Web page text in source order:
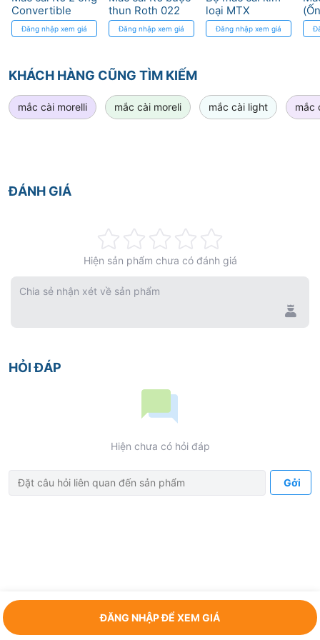
ĐĂNG NHẬP ĐỂ XEM GIÁ
Convertible
MBT 022 DTC
Medical
Đăng nhập xem giá
thun Roth 022
DTC Medical
Apparatus
Đăng nhập xem giá
loại MTX
Roth/MBT (5x5)
DynaFlex
Đăng nhập xem giá
KHÁCH HÀNG CŨNG TÌM KIẾM
mắc cài morelli mắc cài moreli mắc cài light mắc
ĐÁNH GIÁ
0%
Hiện sản phẩm chưa có đánh giá
Chia sẻ nhận xét về sản phẩm
HỎI ĐÁP
Hiện chưa có hỏi đáp
Gởi